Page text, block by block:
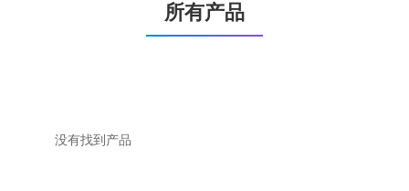
所有产品
没有找到产品